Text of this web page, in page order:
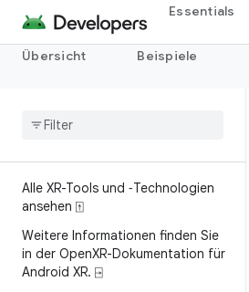
Essentials
Übersicht Beispiele
Alle XR-Tools und ‑Technologien
ansehen ⍐
Weitere Informationen finden Sie
in der OpenXR-Dokumentation für
Android XR. ⍈